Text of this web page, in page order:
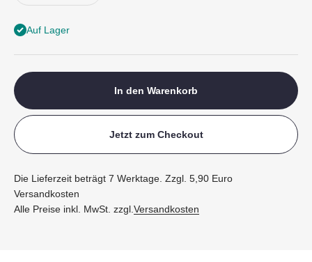
Auf Lager
In den Warenkorb
Jetzt zum Checkout
Die Lieferzeit beträgt 7 Werktage. Zzgl. 5,90 Euro
Versandkosten
Alle Preise inkl. MwSt. zzgl. Versandkosten